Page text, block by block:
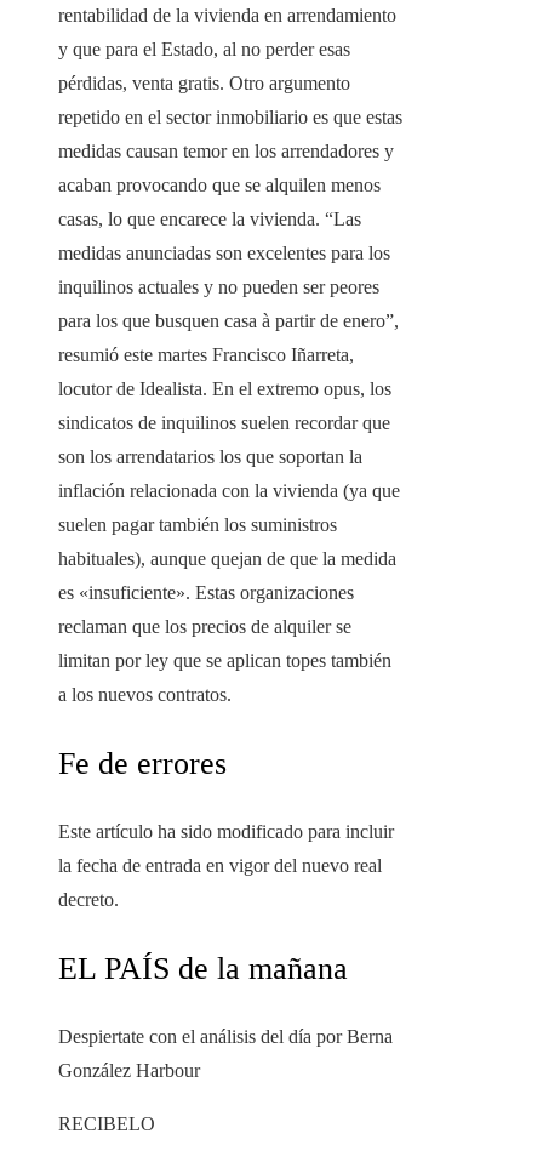
rentabilidad de la vivienda en arrendamiento
y que para el Estado, al no perder esas
pérdidas, venta gratis. Otro argumento
repetido en el sector inmobiliario es que estas
medidas causan temor en los arrendadores y
acaban provocando que se alquilen menos
casas, lo que encarece la vivienda. “Las
medidas anunciadas son excelentes para los
inquilinos actuales y no pueden ser peores
para los que busquen casa à partir de enero”,
resumió este martes Francisco Iñarreta,
locutor de Idealista. En el extremo opus, los
sindicatos de inquilinos suelen recordar que
son los arrendatarios los que soportan la
inflación relacionada con la vivienda (ya que
suelen pagar también los suministros
habituales), aunque quejan de que la medida
es «insuficiente». Estas organizaciones
reclaman que los precios de alquiler se
limitan por ley que se aplican topes también
a los nuevos contratos.
Fe de errores
Este artículo ha sido modificado para incluir
la fecha de entrada en vigor del nuevo real
decreto.
EL PAÍS de la mañana
Despiertate con el análisis del día por Berna
González Harbour
RECIBELO